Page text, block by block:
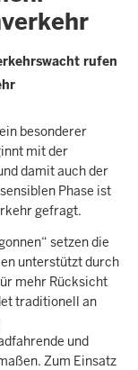
rufen
besonderer
mit der
damit auch der
Phase ist
gefragt.
setzen die
unterstützt durch
mehr Rücksicht
traditionell an
und
Zum Einsatz